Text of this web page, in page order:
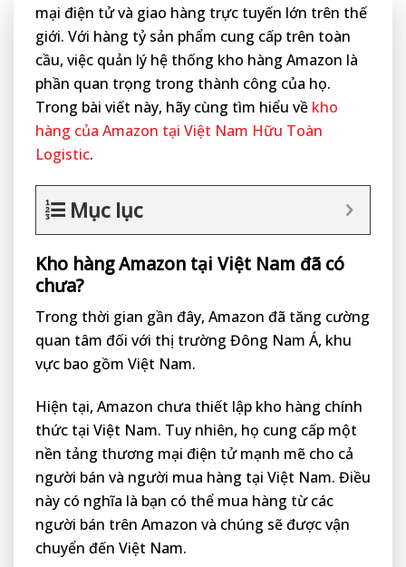
mại điện tử và giao hàng trực tuyến lớn trên thế
giới. Với hàng tỷ sản phẩm cung cấp trên toàn
cầu, việc quản lý hệ thống kho hàng Amazon là
phần quan trọng trong thành công của họ.
Trong bài viết này, hãy cùng tìm hiểu về kho
hàng của Amazon tại Việt Nam Hữu Toàn
Logistic.
Mục lục
Kho hàng Amazon tại Việt Nam đã có
chưa?
Trong thời gian gần đây, Amazon đã tăng cường
quan tâm đối với thị trường Đông Nam Á, khu
vực bao gồm Việt Nam.
Hiện tại, Amazon chưa thiết lập kho hàng chính
thức tại Việt Nam. Tuy nhiên, họ cung cấp một
nền tảng thương mại điện tử mạnh mẽ cho cả
người bán và người mua hàng tại Việt Nam. Điều
này có nghĩa là bạn có thể mua hàng từ các
người bán trên Amazon và chúng sẽ được vận
chuyển đến Việt Nam.